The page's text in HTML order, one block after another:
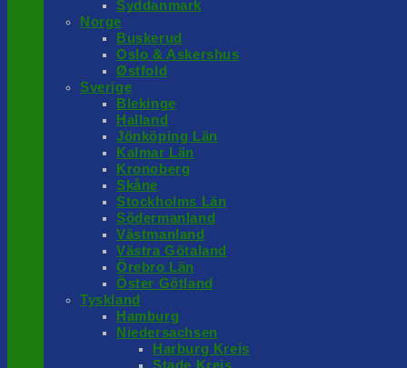
Syddanmark
Norge
Buskerud
Oslo & Askershus
Østfold
Sverige
Blekinge
Halland
Jönköping Län
Kalmar Län
Kronoberg
Skåne
Stockholms Län
Södermanland
Västmanland
Västra Götaland
Örebro Län
Öster Götland
Tyskland
Hamburg
Niedersachsen
Harburg Kreis
Stade Kreis